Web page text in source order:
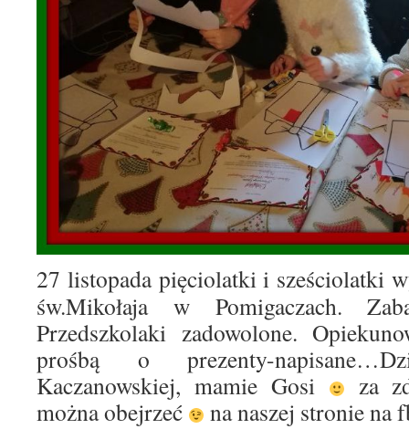
27 listopada pięciolatki i sześciolatki
św.Mikołaja w Pomigaczach.
Przedszkolaki zadowolone.
prośbą o prezenty-
Kaczanowskiej, mamie Gosi
za
można obejrzeć
na naszej stronie na